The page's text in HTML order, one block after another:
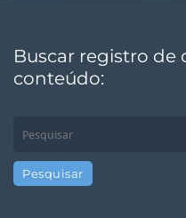
Buscar registro de
conteúdo: